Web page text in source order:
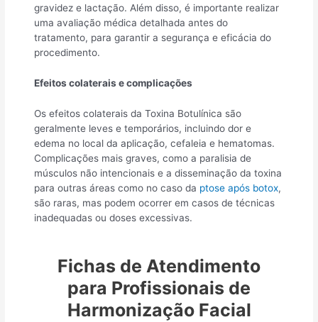
gravidez e lactação. Além disso, é importante realizar
uma avaliação médica detalhada antes do
tratamento, para garantir a segurança e eficácia do
procedimento.
Efeitos colaterais e complicações
Os efeitos colaterais da Toxina Botulínica são
geralmente leves e temporários, incluindo dor e
edema no local da aplicação, cefaleia e hematomas.
Complicações mais graves, como a paralisia de
músculos não intencionais e a disseminação da toxina
para outras áreas como no caso da ptose após botox,
são raras, mas podem ocorrer em casos de técnicas
inadequadas ou doses excessivas.
Fichas de Atendimento
para Profissionais de
Harmonização Facial